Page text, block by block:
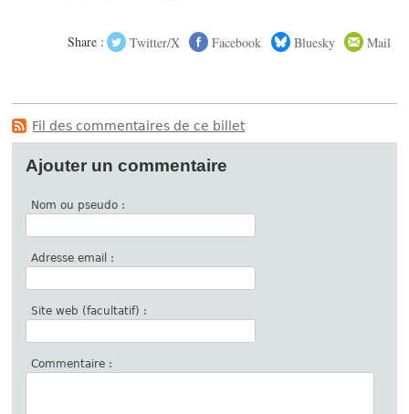
Share : Twitter/X Facebook Bluesky Mail
Fil des commentaires de ce billet
Ajouter un commentaire
Nom ou pseudo :
Adresse email :
Site web (facultatif) :
Commentaire :